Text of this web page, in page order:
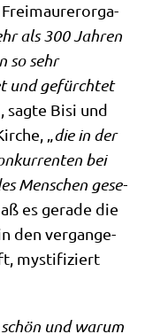
Frei­mau­rer­or­ga­
als 300 Jah­ren
so sehr
und gefürch­tet
sag­te Bisi und
„die in der
bei
Men­schen gese­
es gera­de die
den ver­gan­ge­
mysti­fi­ziert
und war­um